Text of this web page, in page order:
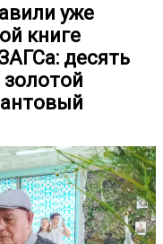
уже
книге
десять